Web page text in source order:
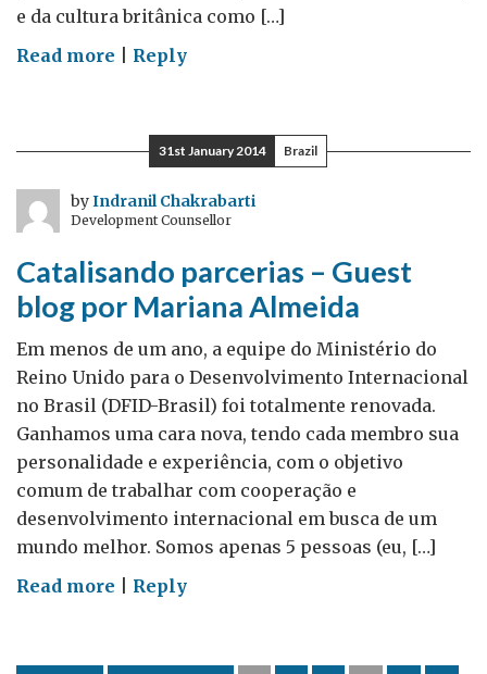
e da cultura britânica como […]
Read more on
típico
britânico
guest
blog
por
Correa
Reply
31st January 2014 Brazil
byIndranil Chakrabarti
Development Counsellor
Catalisando parcerias – Guest
blog por Mariana Almeida
Em menos de um ano, a equipe do Ministério do
Reino Unido para o Desenvolvimento Internacional
no Brasil (DFID-Brasil) foi totalmente renovada.
Ganhamos uma cara nova, tendo cada membro sua
personalidade e experiência, com o objetivo
comum de trabalhar com cooperação e
desenvolvimento internacional em busca de um
mundo melhor. Somos apenas 5 pessoas (eu, […]
Read more on
–
Reply